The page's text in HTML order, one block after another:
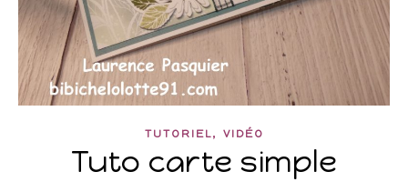
TUTORIEL, VIDÉO
Tuto carte simple